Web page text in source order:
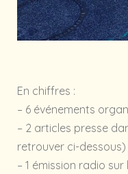
En chiffres :
– 6 événements
– 2 articles presse
retrouver ci-dessous)
– 1 émission radio